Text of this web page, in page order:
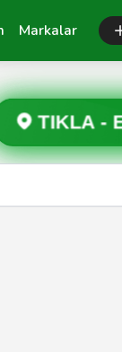
Markalar
TIKLA -